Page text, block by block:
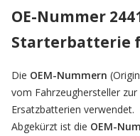
OE-Nummer
Starterbatterie
Die OEM-Nummern
vom Fahrzeughersteller
Ersatzbatterien verwendet.
Abgekürzt ist die OEM-